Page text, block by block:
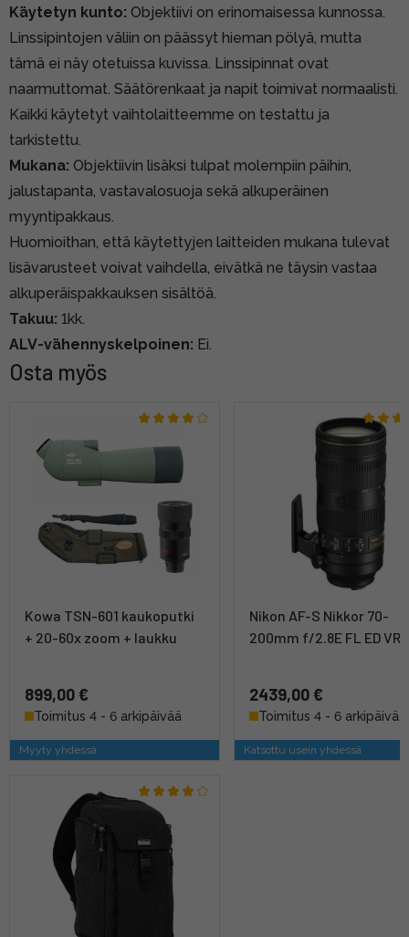
Käytetyn kunto: Objektiivi on erinomaisessa kunnossa.
Linssipintojen väliin on päässyt hieman pölyä, mutta
tämä ei näy otetuissa kuvissa. Linssipinnat ovat
naarmuttomat. Säätörenkaat ja napit toimivat normaalisti.
Kaikki käytetyt vaihtolaitteemme on testattu ja
tarkistettu.
Mukana: Objektiivin lisäksi tulpat molempiin päihin,
jalustapanta, vastavalosuoja sekä alkuperäinen
myyntipakkaus.
Huomioithan, että käytettyjen laitteiden mukana tulevat
lisävarusteet voivat vaihdella, eivätkä ne täysin vastaa
alkuperäispakkauksen sisältöä.
Takuu: 1kk.
ALV-vähennyskelpoinen: Ei.
Osta myös
Kowa TSN-601 kaukoputki
+ 20-60x zoom + laukku
899,00 €
Toimitus 4 - 6 arkipäivää
Myyty yhdessä
Nikon AF-S Nikkor 70-
200mm f/2.8E FL ED VR
2439,00 €
Toimitus 4 - 6 arkipäivää
Katsottu usein yhdessä